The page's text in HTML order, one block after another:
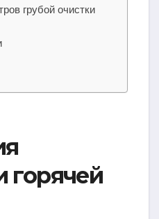
грубой очистки
горячей